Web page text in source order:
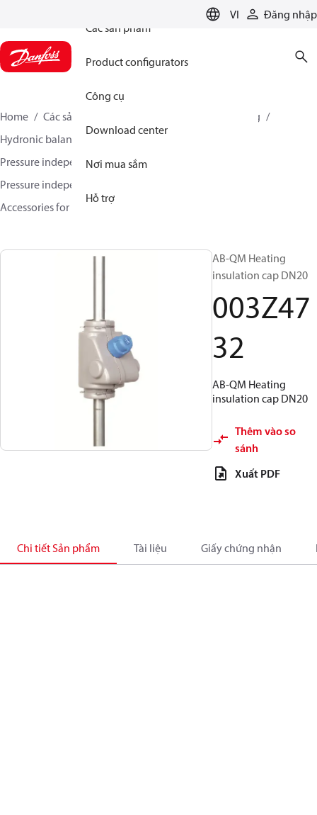
VI
Đăng nhập
Các sản phẩm
Product configurators
Công cụ
Download center
Nơi mua sắm
Hỗ trợ
Home Các sản phẩm
Climate Solutions for heating
Hydronic balancing and control
Pressure independent balancing and control
Pressure independent control valves (PICV)
Accessories for AB-QM
AB-QM Heating
insulation cap DN20
003Z47
32
AB-QM Heating
insulation cap DN20
Thêm vào so
sánh
Xuất PDF
Chi tiết Sản phẩm Tài liệu Giấy chứng nhận